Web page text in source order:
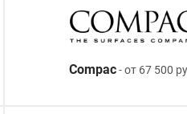
Compac- от 67 500